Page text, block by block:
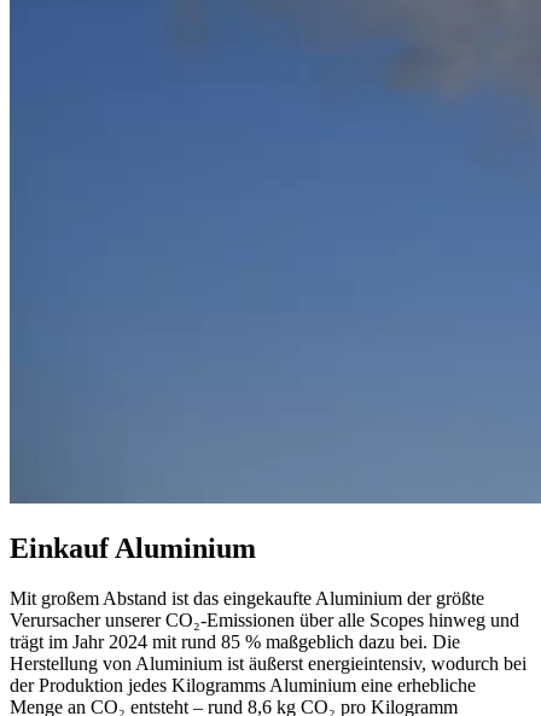
Einkauf Aluminium
Mit großem Abstand ist das eingekaufte Aluminium der größte
Verursacher unserer CO₂-Emissionen über alle Scopes hinweg und
trägt im Jahr 2024 mit rund 85 % maßgeblich dazu bei. Die
Herstellung von Aluminium ist äußerst energieintensiv, wodurch bei
der Produktion jedes Kilogramms Aluminium eine erhebliche
Menge an CO₂ entsteht – rund 8,6 kg CO₂ pro Kilogramm